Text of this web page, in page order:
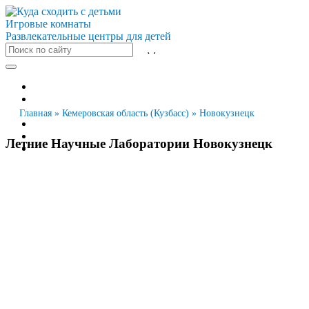
Игровые комнаты
Развлекательные центры для детей
Санкт-Петербург
Казань
Главная » Кемеровская область (Кузбасс) » Новокузнецк
Летние Научные Лаборатории Новокузнецк